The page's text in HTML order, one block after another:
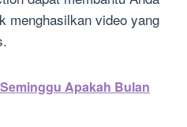
menghasilkan video yang
Apakah Bulan